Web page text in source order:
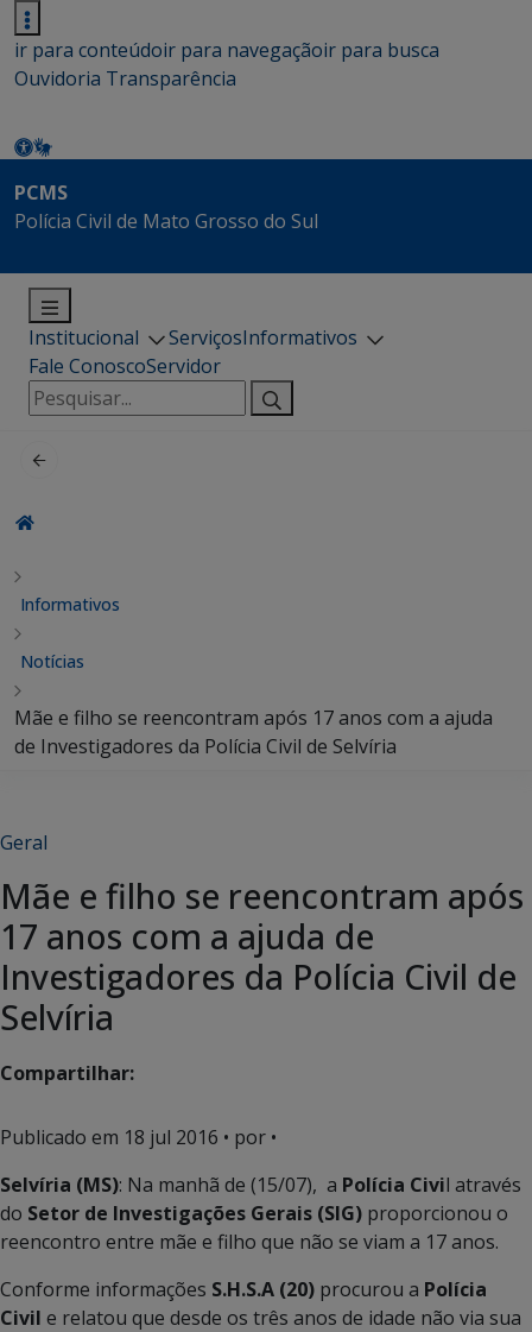
ir para conteúdoir para navegaçãoir para busca
Ouvidoria Transparência
PCMS
Polícia Civil de Mato Grosso do Sul
Institucional ServiçosInformativos
Fale ConoscoServidor
Pesquisar
por:
Informativos
Notícias
Mãe e filho se reencontram após 17 anos com a ajuda
de Investigadores da Polícia Civil de Selvíria
Geral
Mãe e filho se reencontram após
17 anos com a ajuda de
Investigadores da Polícia Civil de
Selvíria
Compartilhar:
Publicado em 18 jul 2016 • por •
Selvíria (MS): Na manhã de (15/07), a Polícia Civil através
do Setor de Investigações Gerais (SIG) proporcionou o
reencontro entre mãe e filho que não se viam a 17 anos.
Conforme informações S.H.S.A (20) procurou a Polícia
Civil e relatou que desde os três anos de idade não via sua